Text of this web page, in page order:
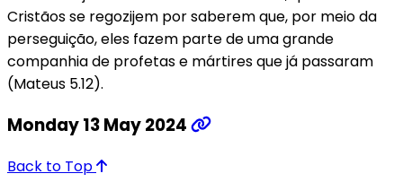
Cristãos se regozijem por saberem que, por meio da
perseguição, eles fazem parte de uma grande
companhia de profetas e mártires que já passaram
(Mateus 5.12).
Monday 13 May 2024
Back to Top